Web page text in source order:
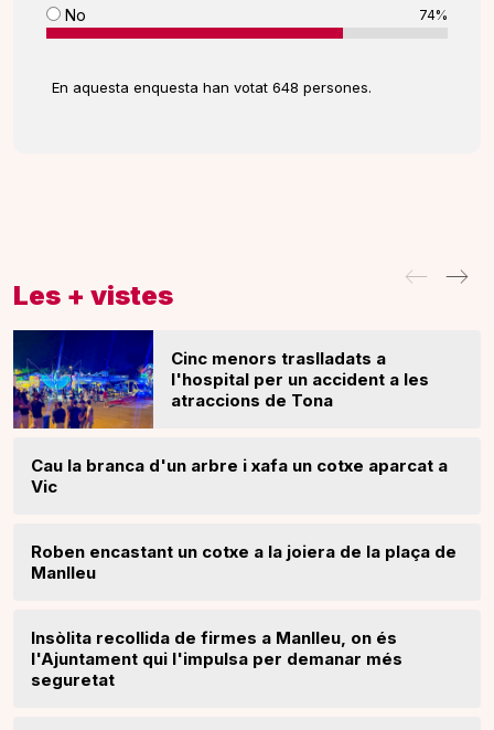
No 74%
En aquesta enquesta han votat 648 persones.
Les + vistes
Cinc menors traslladats a
l'hospital per un accident a les
atraccions de Tona
Cau la branca d'un arbre i xafa un cotxe aparcat a
Vic
Roben encastant un cotxe a la joiera de la plaça de
Manlleu
Insòlita recollida de firmes a Manlleu, on és
l'Ajuntament qui l'impulsa per demanar més
seguretat